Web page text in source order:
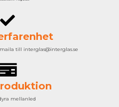
till interglas@interglas.se
mellanled